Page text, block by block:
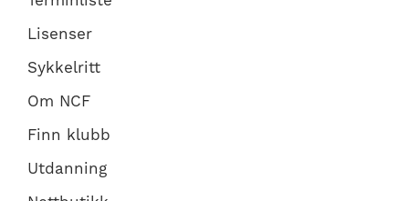
Lisenser
Sykkelritt
Om NCF
Finn klubb
Utdanning